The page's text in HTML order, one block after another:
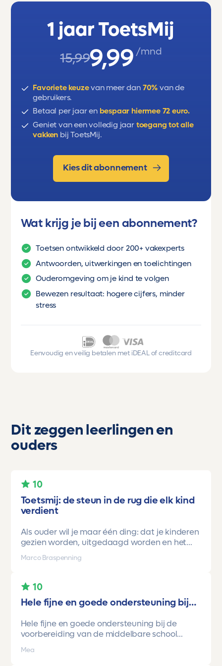
1 jaar ToetsMij
15,999,99 /mnd
Favoriete keuzevan meer dan 70% van de
gebruikers.
Betaal per jaar en bespaar hiermee 72 euro.
Geniet van een volledig jaar toegang tot alle
vakken bij ToetsMij.
Kies dit abonnement
Wat krijg je bij een abonnement?
Toetsen ontwikkeld door 200+ vakexperts
Antwoorden, uitwerkingen en toelichtingen
Ouderomgeving om je kind te volgen
Bewezen resultaat: hogere cijfers, minder
stress
Eenvoudig en veilig betalen met iDEAL of creditcard
Dit zeggen leerlingen en
ouders
10
Toetsmij: de steun in de rug die elk kind
verdient
Als ouder wil je maar één ding: dat je kinderen
gezien worden, uitgedaagd worden en het
vertrouwen krijgen dat ze méér kunnen dan ze
zelf soms denken. Voor ons is Toetsmij daarin
Onze oudste dochter begon ooit op mavo-
kader. Een lieve, slimme meid, maar soms
toetsen van Toetsmij.....helder, betrouwbaar,
precies op niveau en altijd met ruimte om te
groeien kreeg ze stap voor stap het
Marco Braspenning
10
Hele fijne en goede ondersteuning bij…
Hele fijne en goede ondersteuning bij de
voorbereiding van de middelbare school
toetsen. Havo/vwo brugjaren gebruik
gemaakt van Toetsmij. Realistische toetsen.
Mea